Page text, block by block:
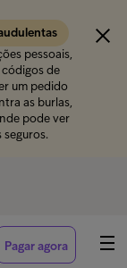
pessoais,
de
um pedido
as burlas,
pode ver
Pagar agora